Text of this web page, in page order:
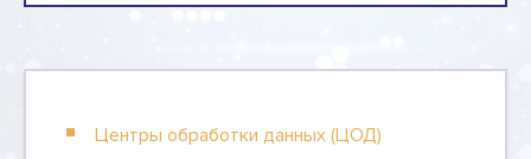
Центры обработки данных (ЦОД)